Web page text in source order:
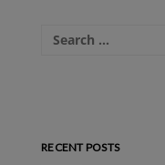
RECENT POSTS